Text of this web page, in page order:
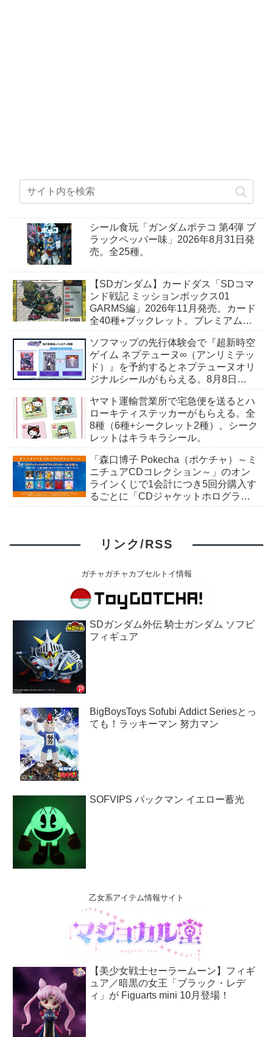
シール食玩「ガンダムポテコ 第4弾 ブ
ラックペッパー味」2026年8月31日発
売。全25種。
【SDガンダム】カードダス「SDコマ
ンド戦記 ミッションボックス01
GARMS編」2026年11月発売。カード
全40種+ブックレット。プレミアムバ
ソフマップの先行体験会で『超新時空
ゲイム ネプテューヌ∞（アンリミテッ
ド）』を予約するとネプテューヌオリ
ジナルシールがもらえる。8月8日
ヤマト運輸営業所で宅急便を送るとハ
ローキティステッカーがもらえる。全
8種（6種+シークレット2種）。シーク
レットはキラキラシール。
「森口博子 Pokecha（ポケチャ）～ミ
ニチュアCDコレクション～」のオン
ラインくじで1会計につき5回分購入す
るごとに「CDジャケットホログラム
リンク/RSS
ガチャガチャカプセルトイ情報
SDガンダム外伝 騎士ガンダム ソフビ
フィギュア
BigBoysToys Sofubi Addict Seriesとっ
ても！ラッキーマン 努力マン
SOFVIPS パックマン イエロー蓄光
乙女系アイテム情報サイト
【美少女戦士セーラームーン】フィギ
ュア／暗黒の女王「ブラック・レデ
ィ」が Figuarts mini 10月登場！